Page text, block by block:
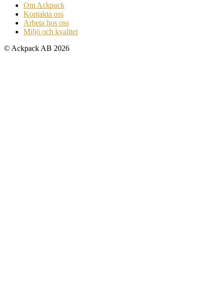
Om Ackpack
Kontakta oss
Arbeta hos oss
Miljö och kvalitet
© Ackpack AB 2026